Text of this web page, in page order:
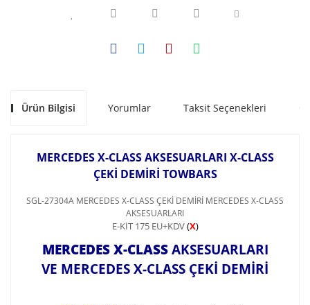
Ürün Bilgisi Yorumlar Taksit Seçenekleri
MERCEDES X-CLASS AKSESUARLARI X-CLASS
ÇEKİ DEMİRİ TOWBARS
SGL-27304A MERCEDES X-CLASS ÇEKİ DEMİRİ MERCEDES X-CLASS
AKSESUARLARI
E-KİT 175 EU+KDV(X)
MERCEDES X-CLASS AKSESUARLARI
VE MERCEDES X-CLASS ÇEKİ DEMİRİ